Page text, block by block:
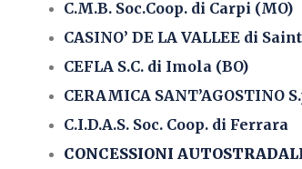
C.M.B. Soc.Coop. di Carpi (MO)
CASINO’ DE LA VALLEE di
CEFLA S.C. di Imola (BO)
CERAMICA SANT’AGOSTINO
C.I.D.A.S. Soc. Coop. di Ferrara
CONCESSIONI